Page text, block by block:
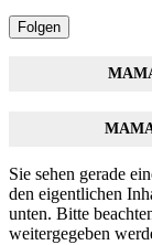
Folgen
Sie sehen gerade
den eigentlichen
unten. Bitte
weitergegeben